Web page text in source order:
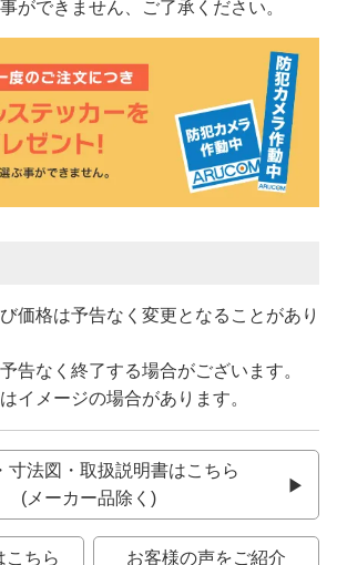
ができません、ご了承ください。
価格は予告なく変更となることがあり
告なく終了する場合がございます。
イメージの場合があります。
寸法図・取扱説明書はこちら
(メーカー品除く)
こちら お客様の声をご紹介